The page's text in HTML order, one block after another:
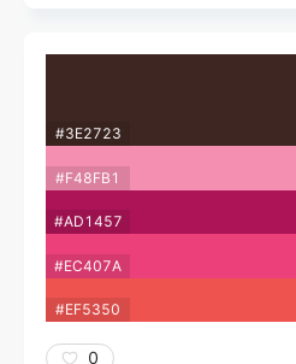
#3E2723
#F48FB1
#AD1457
#EC407A
#EF5350
0